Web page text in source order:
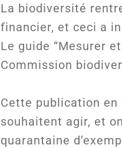
La biodiversité
financier, et ceci a
Le guide “Mesurer
Commission
Cette publication
souhaitent agir, et
quarantaine